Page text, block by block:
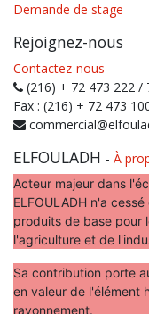
Demande de stage
Rejoignez-nous
Contactez-nous
(216) + 72 473 222 /
Fax : (216) + 72 473
ELFOULADH - À
Acteur majeur dans
ELFOULADH n'a
produits de base pour
l'agriculture et de
Sa contribution porte
en valeur de l'élément
rayonnement.